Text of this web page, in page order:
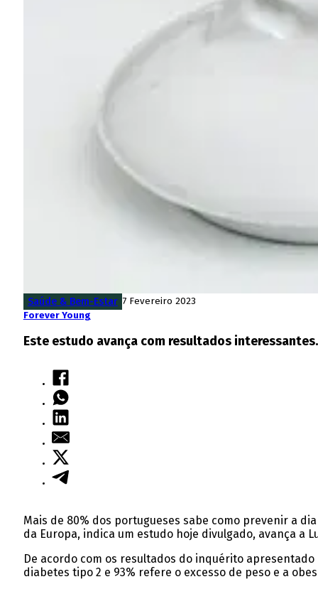
Saúde & Bem-Estar 7 Fevereiro 2023
Forever Young
Este estudo avança com resultados interessantes.
Mais de 80% dos portugueses sabe como prevenir a
da Europa, indica um estudo hoje divulgado, avança a
De acordo com os resultados do inquérito
diabetes tipo 2 e 93% refere o excesso de peso e a